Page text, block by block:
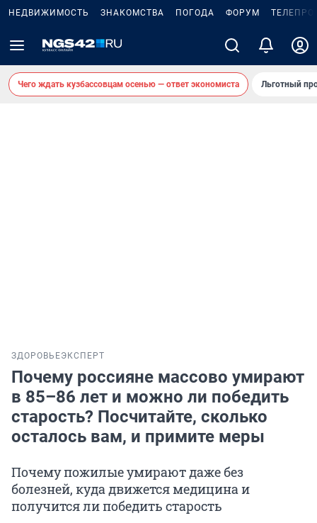
НЕДВИЖИМОСТЬ ЗНАКОМСТВА ПОГОДА ФОРУМ
Чего ждать кузбассовцам осенью — ответ экономиста Льготный
ЗДОРОВЬЕЭКСПЕРТ
Почему россияне массово умирают
в 85–86 лет и можно ли победить
старость? Посчитайте, сколько
осталось вам, и примите меры
Почему пожилые умирают даже без
болезней, куда движется медицина и
получится ли победить старость